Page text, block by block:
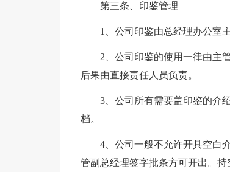
第三条、印鉴管理
1、公司印鉴由总经理办公室
2、公司印鉴的使用一律由主
后果由直接责任人员负责。
3、公司所有需要盖印鉴的介
档。
4、公司一般不允许开具空白
管副总经理签字批条方可开出。